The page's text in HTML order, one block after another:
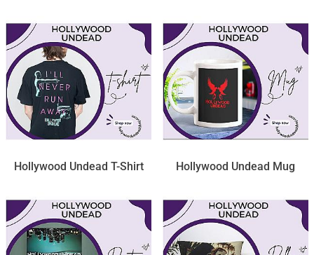
Hollywood Undead T-Shirt Hollywood Undead Mug